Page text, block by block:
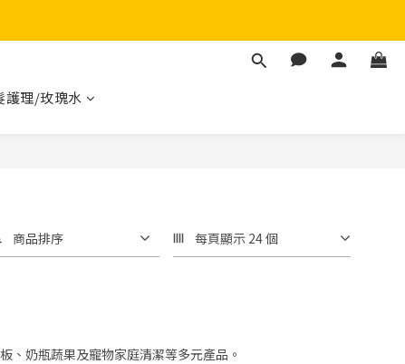
護理/玫瑰水
商品排序 每頁顯示 24 個
、奶瓶蔬果及寵物家庭清潔等多元產品。